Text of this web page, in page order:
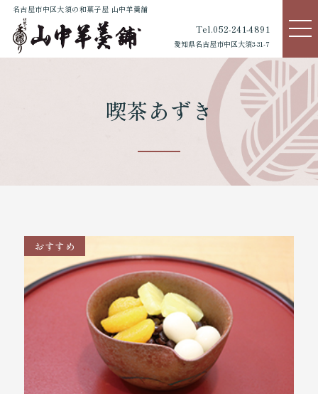
名古屋市中区大須の和菓子屋 山中羊羹舗
Tel.052-241-4891
愛知県名古屋市中区大須3-31-7
喫茶あずき
おすすめ